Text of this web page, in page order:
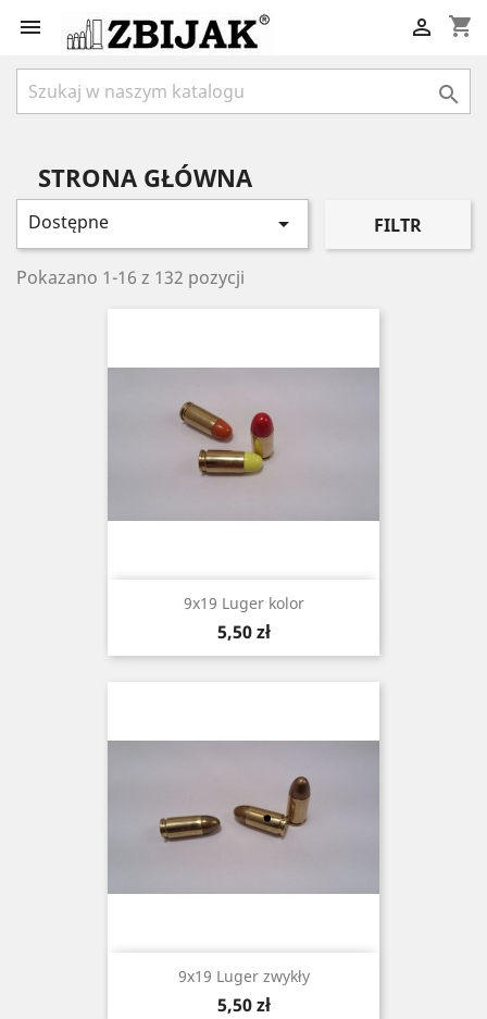
 shopping_cart


STRONA GŁÓWNA
Dostępne  FILTR
Pokazano 1-16 z 132 pozycji
9x19 Luger kolor
Cena
5,50 zł
9x19 Luger zwykły
Cena
5,50 zł